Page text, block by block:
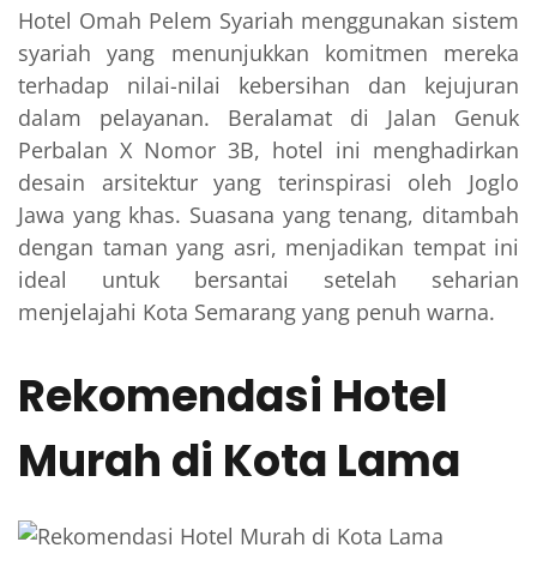
Hotel Omah Pelem Syariah menggunakan sistem
syariah yang menunjukkan komitmen mereka
terhadap nilai-nilai kebersihan dan kejujuran
dalam pelayanan. Beralamat di Jalan Genuk
Perbalan X Nomor 3B, hotel ini menghadirkan
desain arsitektur yang terinspirasi oleh Joglo
Jawa yang khas. Suasana yang tenang, ditambah
dengan taman yang asri, menjadikan tempat ini
ideal untuk bersantai setelah seharian
menjelajahi Kota Semarang yang penuh warna.
Rekomendasi Hotel
Murah di Kota Lama